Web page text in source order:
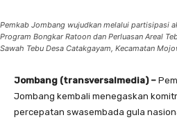
Pemkab Jombang wujudkan melalui partisipasi
Program Bongkar Ratoon dan Perluasan Areal
Sawah Tebu Desa Catakgayam, Kecamatan
Jombang (transversalmedia) –
Jombang kembali menegaskan
percepatan swasembada gula